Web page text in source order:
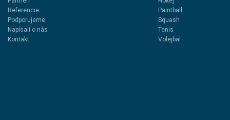
Referencie
Podporujeme
Napísali o nás
Kontakt
Paintball
Squash
Tenis
Volejbal